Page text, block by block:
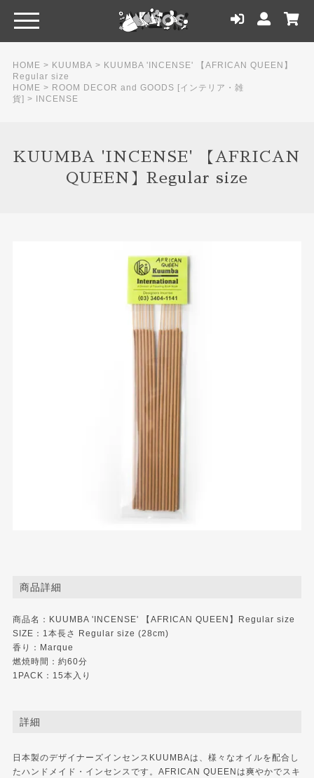
HOME > KUUMBA > KUUMBA 'INCENSE' 【AFRICAN QUEEN】
Regular size
HOME > ROOM DECOR and GOODS [インテリア・雑
貨] > INCENSE
KUUMBA 'INCENSE' 【AFRICAN
QUEEN】Regular size
商品詳細
商品名：KUUMBA 'INCENSE' 【AFRICAN QUEEN】Regular size
SIZE：1本長さ Regular size (28cm)
香り：Marque
燃焼時間：約60分
1PACK：15本入り
詳細
日本製のデザイナーズインセンスKUUMBAは、様々なオイルを配合し
たハンドメイド・インセンスです。AFRICAN QUEENは爽やかでスキ